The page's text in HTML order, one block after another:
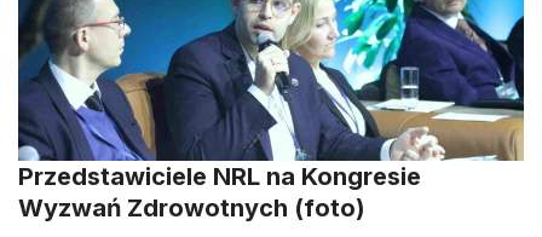
Przedstawiciele NRL na Kongresie
Wyzwań Zdrowotnych (foto)